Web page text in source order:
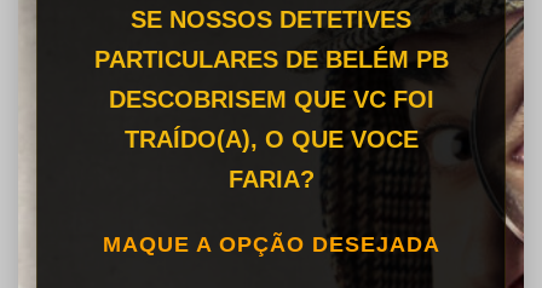
SE NOSSOS DETETIVES
PARTICULARES DE BELÉM PB
DESCOBRISEM QUE VC FOI
TRAÍDO(A), O QUE VOCE
FARIA?
MAQUE A OPÇÃO DESEJADA